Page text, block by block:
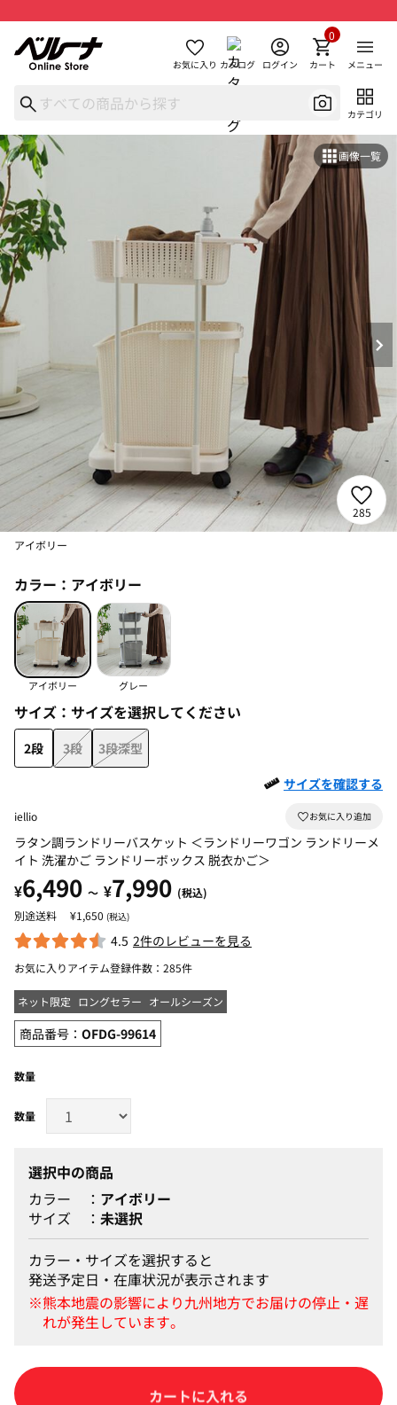
お気に入り カタログ ログイン カート
0
メニュー
カテゴリ
画像一覧
285
アイボリー
カラー： アイボリー
アイボリー グレー
サイズ： サイズを選択してください
2段 3段
3段深型
サイズを確認する
iellio
ラタン調ランドリーバスケット ＜ランドリーワゴン ランドリーメ
イト 洗濯かご ランドリーボックス 脱衣かご＞
¥6,490 ～ ¥7,990 (税込)
¥1,650 (税込)
4.5 2件のレビューを見る
お気に入りアイテム登録件数： 285件
ネット限定 ロングセラー オールシーズン
商品番号： OFDG-99614
数量
選択中の商品
カラー
アイボリー
サイズ
未選択
カラー・サイズを選択すると
発送予定日・在庫状況が表示されます
カートに入れる